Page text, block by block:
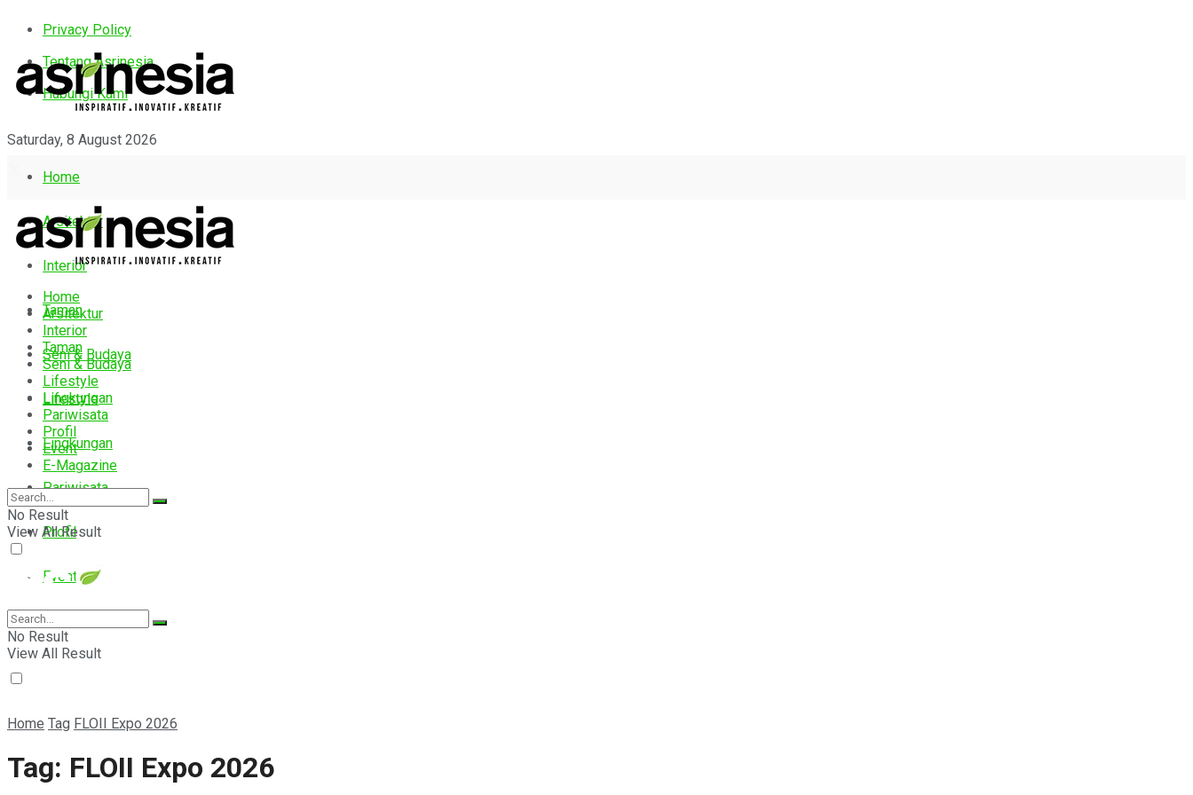
Privacy Policy
Tentang Asrinesia
Hubungi Kami
Saturday, 8 August 2026
Home
Arsitektur
Interior
Taman
Seni & Budaya
Lifestyle
Lingkungan
Pariwisata
Profil
Event
E-Magazine
Home
Arsitektur
Interior
Taman
Seni & Budaya
Lifestyle
Lingkungan
Pariwisata
Profil
Event
E-Magazine
No Result
View All Result
No Result
View All Result
Home Tag FLOII Expo 2026
Tag: FLOII Expo 2026